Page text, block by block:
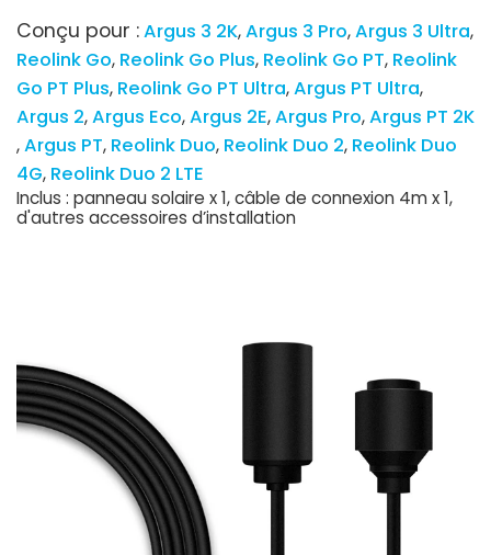
Conçu pour :Argus 3 2K Argus 3 Pro Argus 3 Ultra
Reolink Go Reolink Go Plus Reolink Go PT Reolink
Go PT Plus Reolink Go PT Ultra Argus PT Ultra
Argus 2 Argus Eco Argus 2E Argus Pro Argus PT 2K
Argus PT Reolink Duo Reolink Duo 2 Reolink Duo
4G Reolink Duo 2 LTE
Inclus : panneau solaire x 1, câble de connexion 4m x 1,
d'autres accessoires d’installation